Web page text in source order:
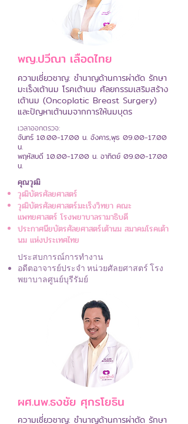
พญ.ปวีณา เลือดไทย
ความเชี่ยวชาญ: ชำนาญด้านการผ่าตัด รักษา
มะเร็งเต้านม โรคเต้านม ศัลยกรรมเสริมสร้าง
เต้านม (Oncoplatic Breast Surgery)
และปัญหาเต้านมจากการให้นมบุตร
เวลาออกตรวจ:
จันทร์ 10.00-17.00 น. อังคาร,พุธ 09.00-17.00
น.
พฤหัสบดี 10.00-17.00 น. อาทิตย์ 09.00-17.00
น.
คุณวุฒิ
วุฒิบัตรศัลยศาสตร์
วุฒิบัตรศัลยศาสตร์มะเร็งวิทยา คณะ
แพทยศาสตร์ โรงพยาบาลรามาธิบดี
ประกาศนียบัตรศัลยศาสตร์เต้านม สมาคมโรคเต้า
นม แห่งประเทศไทย
ประสบการณ์การทำงาน
อดีตอาจารย์ประจำ หน่วยศัลยศาสตร์ โรง
พยาบาลศูนย์บุรีรัมย์
ผศ.นพ.ธงชัย ศุกรโยธิน
ความเชี่ยวชาญ: ชำนาญด้านการผ่าตัด รักษา